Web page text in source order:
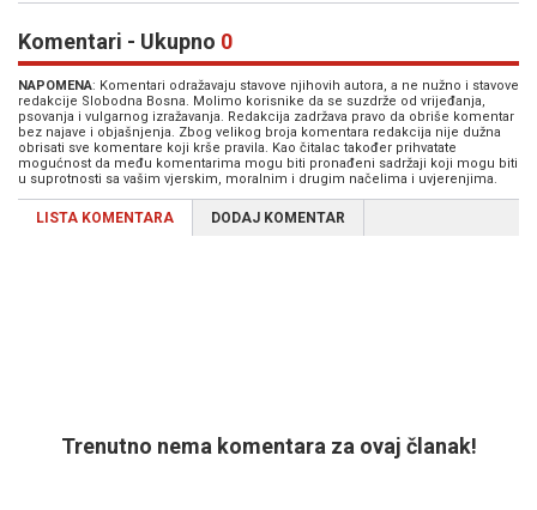
Komentari - Ukupno 0
NAPOMENA: Komentari odražavaju stavove njihovih autora, a ne nužno i stavove
redakcije Slobodna Bosna. Molimo korisnike da se suzdrže od vrijeđanja,
psovanja i vulgarnog izražavanja. Redakcija zadržava pravo da obriše komentar
bez najave i objašnjenja. Zbog velikog broja komentara redakcija nije dužna
obrisati sve komentare koji krše pravila. Kao čitalac također prihvatate
mogućnost da među komentarima mogu biti pronađeni sadržaji koji mogu biti
u suprotnosti sa vašim vjerskim, moralnim i drugim načelima i uvjerenjima.
LISTA KOMENTARA DODAJ KOMENTAR
Trenutno nema komentara za ovaj članak!